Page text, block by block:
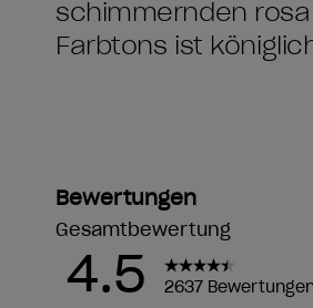
schimmernden
Farbtons ist